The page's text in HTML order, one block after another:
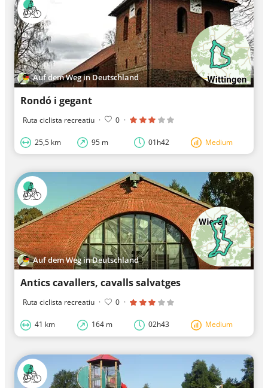
Auf dem Weg in Deutschland
Rondó i gegant
Ruta ciclista recreatiu · 0 ·
25,5 km 95 m 01h42 Medium
Auf dem Weg in Deutschland
Antics cavallers, cavalls salvatges
Ruta ciclista recreatiu · 0 ·
41 km 164 m 02h43 Medium